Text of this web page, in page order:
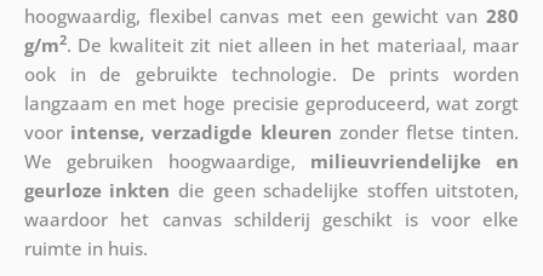
hoogwaardig, flexibel canvas met een gewicht van280
g/m2. De kwaliteit zit niet alleen in het materiaal, maar
ook in de gebruikte technologie. De prints worden
langzaam en met hoge precisie geproduceerd, wat zorgt
voor intense, verzadigde kleuren zonder fletse tinten.
We gebruiken hoogwaardige, milieuvriendelijke en
geurloze inkten die geen schadelijke stoffen uitstoten,
waardoor het canvas schilderij geschikt is voor elke
ruimte in huis.